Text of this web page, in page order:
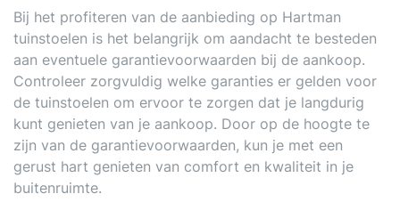
Bij het profiteren van de aanbieding op Hartman
tuinstoelen is het belangrijk om aandacht te besteden
aan eventuele garantievoorwaarden bij de aankoop.
Controleer zorgvuldig welke garanties er gelden voor
de tuinstoelen om ervoor te zorgen dat je langdurig
kunt genieten van je aankoop. Door op de hoogte te
zijn van de garantievoorwaarden, kun je met een
gerust hart genieten van comfort en kwaliteit in je
buitenruimte.